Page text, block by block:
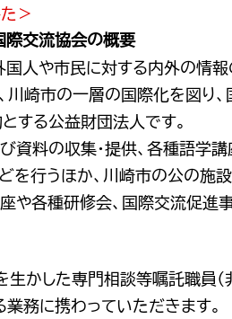
＞
交流協会の概要
人や市民に対する内外の情
川崎市の一層の国際化を図り
する公益財団法人です。
資料の収集・提供、各種語学
を行うほか、川崎市の公の施
や各種研修会、国際交流促進
かした専門相談等嘱託職員（
務に携わっていただきます。